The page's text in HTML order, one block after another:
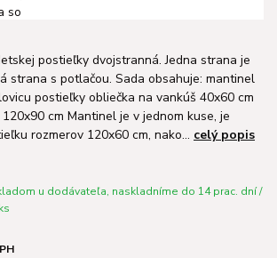
postieľky dvojstranná. Jedna strana je
strana s potlačou. Sada obsahuje: mantinel
postieľky obliečka na vankúš 40x60 cm
cm Mantinel je v jednom kuse, je
rozmerov 120x60 cm, nako... celý popis
u dodávateľa, naskladníme do 14 prac. dní /